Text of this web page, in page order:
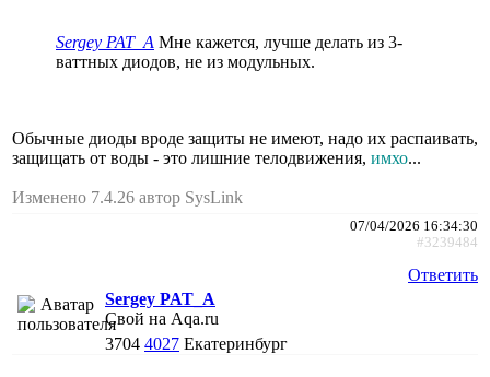
Sergey PAT_A Мне кажется, лучше делать из 3-
ваттных диодов, не из модульных.
Обычные диоды вроде защиты не имеют, надо их распаивать,
защищать от воды - это лишние телодвижения, имхо...
Изменено 7.4.26 автор SysLink
07/04/2026 16:34:30
#3239484
Ответить
Sergey PAT_A
Свой на Aqa.ru
3704 4027 Екатеринбург